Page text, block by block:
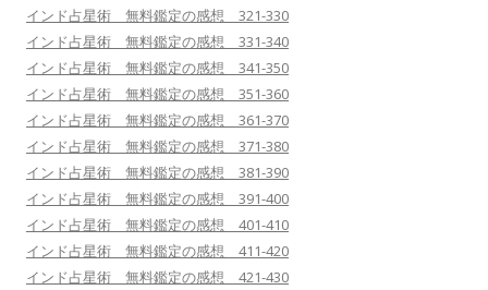
インド占星術 無料鑑定の感想 321-330
インド占星術 無料鑑定の感想 331-340
インド占星術 無料鑑定の感想 341-350
インド占星術 無料鑑定の感想 351-360
インド占星術 無料鑑定の感想 361-370
インド占星術 無料鑑定の感想 371-380
インド占星術 無料鑑定の感想 381-390
インド占星術 無料鑑定の感想 391-400
インド占星術 無料鑑定の感想 401-410
インド占星術 無料鑑定の感想 411-420
インド占星術 無料鑑定の感想 421-430